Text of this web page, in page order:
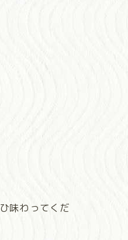
味わってくだ